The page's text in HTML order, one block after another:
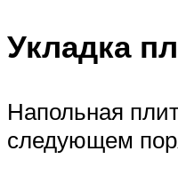
Укладка
Напольная
следующем